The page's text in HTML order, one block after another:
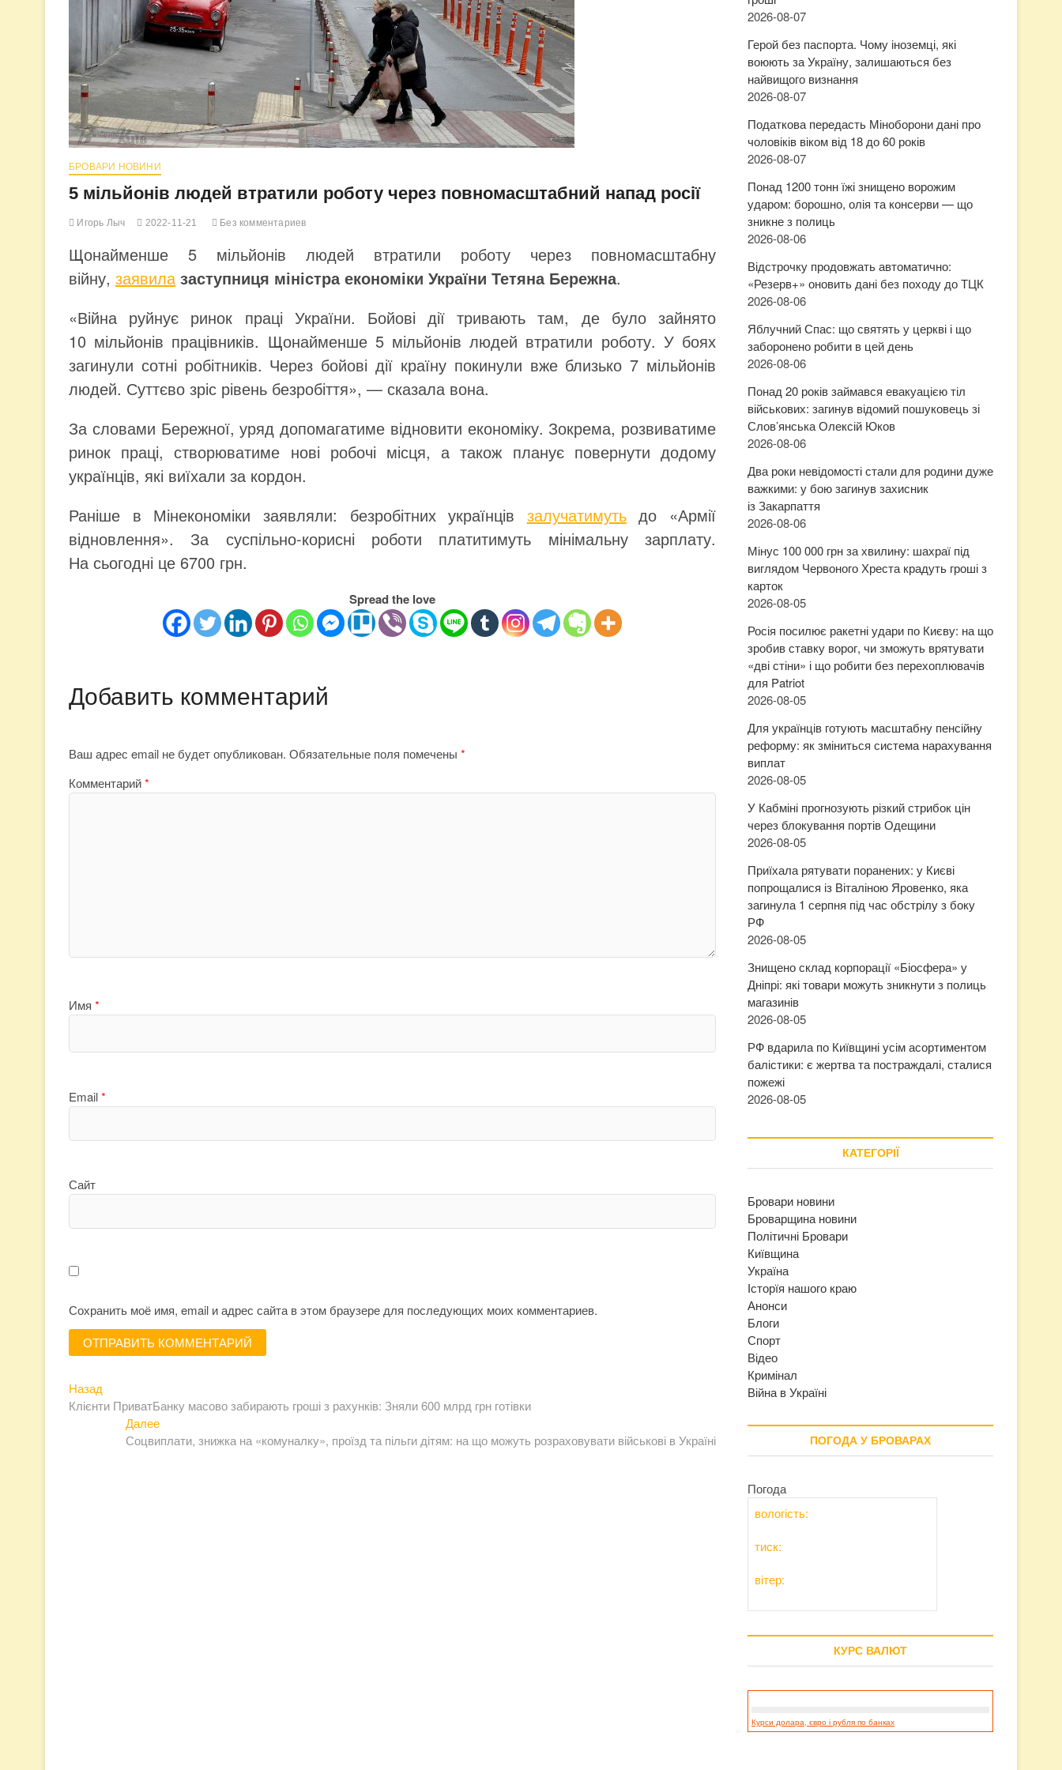
БРОВАРИ НОВИНИ
5 мільйонів людей втратили роботу через повномасштабний напад росії
Игорь Лыч 2022-11-21 Без комментариев
Щонайменше 5 мільйонів людей втратили роботу через повномасштабну
війну, заявила заступниця міністра економіки України Тетяна Бережна.
«Війна руйнує ринок праці України. Бойові дії тривають там, де було зайнято
10 мільйонів працівників. Щонайменше 5 мільйонів людей втратили роботу. У боях
загинули сотні робітників. Через бойові дії країну покинули вже близько 7 мільйонів
людей. Суттєво зріс рівень безробіття», — сказала вона.
За словами Бережної, уряд допомагатиме відновити економіку. Зокрема, розвиватиме
ринок праці, створюватиме нові робочі місця, а також планує повернути додому
українців, які виїхали за кордон.
Раніше в Мінекономіки заявляли: безробітних українців залучатимутьдо «Армії
відновлення». За суспільно-корисні роботи платитимуть мінімальну зарплату.
На сьогодні це 6700 грн.
Spread the love
Добавить комментарий
Ваш адрес email не будет опубликован. Обязательные поля помечены *
Комментарий*
Имя *
Email*
Сайт
Сохранить моё имя, email и адрес сайта в этом браузере для последующих моих комментариев.
Навигация
по
записям
Назад
запись:
Клієнти ПриватБанку масово забирають гроші з рахунків: Зняли 600 млрд грн готівки
ДалееСледующая
запись:
Соцвиплати, знижка на «комуналку», проїзд та пільги дітям: на що можуть розраховувати військові в Україні
2026-08-07
Герой без паспорта. Чому іноземці, які
воюють за Україну, залишаються без
найвищого визнання
2026-08-07
Податкова передасть Міноборони дані про
чоловіків віком від 18 до 60 років
2026-08-07
Понад 1200 тонн їжі знищено ворожим
ударом: борошно, олія та консерви — що
зникне з полиць
2026-08-06
Відстрочку продовжать автоматично:
«Резерв+» оновить дані без походу до ТЦК
2026-08-06
Яблучний Спас: що святять у церкві і що
заборонено робити в цей день
2026-08-06
Понад 20 років займався евакуацією тіл
військових: загинув відомий пошуковець зі
Слов’янська Олексій Юков
2026-08-06
Два роки невідомості стали для родини дуже
важкими: у бою загинув захисник
із Закарпаття
2026-08-06
Мінус 100 000 грн за хвилину: шахраї під
виглядом Червоного Хреста крадуть гроші з
карток
2026-08-05
Росія посилює ракетні удари по Києву: на що
зробив ставку ворог, чи зможуть врятувати
«дві стіни» і що робити без перехоплювачів
для Patriot
2026-08-05
Для українців готують масштабну пенсійну
реформу: як зміниться система нарахування
виплат
2026-08-05
У Кабміні прогнозують різкий стрибок цін
через блокування портів Одещини
2026-08-05
Приїхала рятувати поранених: у Києві
попрощалися із Віталіною Яровенко, яка
загинула 1 серпня під час обстрілу з боку
РФ
2026-08-05
Знищено склад корпорації «Біосфера» у
Дніпрі: які товари можуть зникнути з полиць
магазинів
2026-08-05
РФ вдарила по Київщині усім асортиментом
балістики: є жертва та постраждалі, сталися
пожежі
2026-08-05
КАТЕГОРІЇ
Бровари новини
Броварщина новини
Політичні Бровари
Київщина
Україна
Історїя нашого краю
Анонси
Блоги
Спорт
Відео
Кримінал
Війна в Україні
ПОГОДА У БРОВАРАХ
Погода
вологість:
тиск:
вітер:
КУРС ВАЛЮТ
Курси долара, євро і рубля по банках